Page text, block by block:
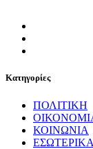
Κατηγορίες
ΠΟΛΙΤΙΚΗ
ΚΟΙΝΩΝΙΑ
ΕΣΩΤΕΡΙΚΑ